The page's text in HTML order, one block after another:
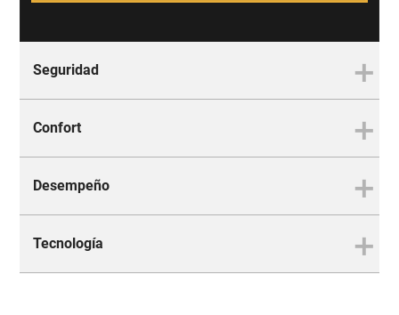
Seguridad
La mejor protección para ti y
Confort
Es tan cómodo que no te
Desempeño
El equilibrio perfecto entre
Tecnología